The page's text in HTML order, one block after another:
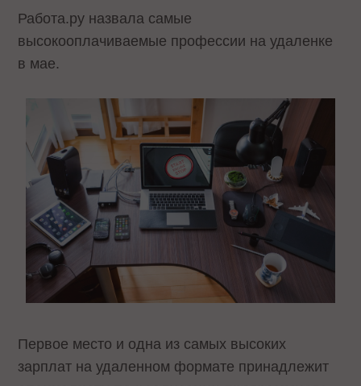
Работа.ру назвала самые
высокооплачиваемые профессии на удаленке
в мае.
Первое место и одна из самых высоких
зарплат на удаленном формате принадлежит